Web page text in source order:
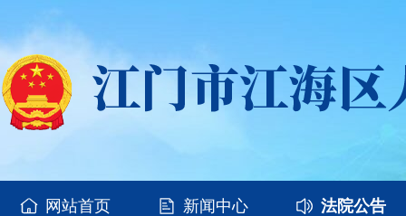
网站首页 新闻中心 法院公告